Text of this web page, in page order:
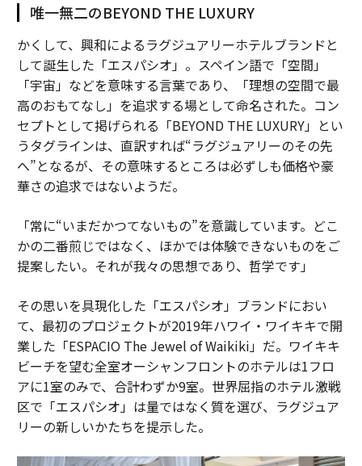
唯一無二のBEYOND THE LUXURY
かくして、興和によるラグジュアリーホテルブランドと
して誕生した「エスパシオ」。スペイン語で「空間」
「宇宙」などを意味する言葉であり、「理想の空間で最
高のおもてなし」を追求する場として命名された。コン
セプトとして掲げられる「BEYOND THE LUXURY」とい
うタグラインは、直訳すれば“ラグジュアリーのその先
へ”となるが、その意味するところは必ずしも価格や豪
華さの追求ではないようだ。
「常に“いまだかつてないもの”を意識しています。どこ
かの二番煎じではなく、ほかでは体験できないものをご
提案したい。それが我々の思想であり、哲学です」
その思いを具現化した「エスパシオ」ブランドにおい
て、最初のプロジェクトが2019年ハワイ・ワイキキで開
業した「ESPACIO The Jewel of Waikiki」だ。ワイキキ
ビーチを望む全室オーシャンフロントのホテルは1フロ
アに1室のみで、合計わずか9室。世界屈指のホテル激戦
区で「エスパシオ」は量ではなく質を選び、ラグジュア
リーの新しいかたちを提示した。